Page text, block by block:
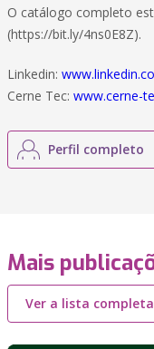
O catálogo completo
(https://bit.ly/4ns0E8Z).
Linkedin:
Cerne Tec: www.cerne-
Perfil completo
Mais
Ver a lista completa